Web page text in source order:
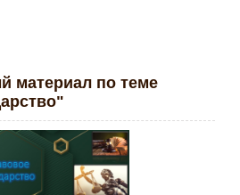
материал по теме